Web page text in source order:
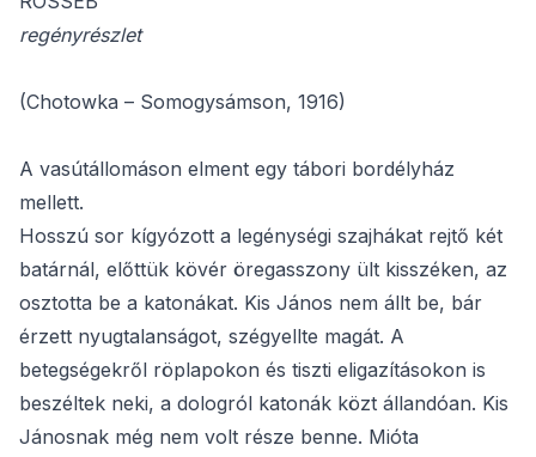
regényrészlet
(Chotowka – Somogysámson, 1916)
A vasútállomáson elment egy tábori bordélyház
mellett.
Hosszú sor kígyózott a legénységi szajhákat rejtő két
batárnál, előttük kövér öregasszony ült kisszéken, az
osztotta be a katonákat. Kis János nem állt be, bár
érzett nyugtalanságot, szégyellte magát. A
betegségekről röplapokon és tiszti eligazításokon is
beszéltek neki, a dologról katonák közt állandóan. Kis
Jánosnak még nem volt része benne. Mióta